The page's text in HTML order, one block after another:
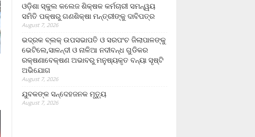
ଓଡ଼ିଶା ସ୍କୁଲ କଲେଜ ଶିକ୍ଷକ କର୍ମଚାରୀ ସମନ୍ୱୟ
ସମିତି ପକ୍ଷରୁ ଗଣଶିକ୍ଷା ମନ୍ତ୍ରୀଙ୍କୁ ଦାବିପତ୍ର
August 7, 2026
ଭଦ୍ରକ ବ୍ଲକ୍ ଉପସଭାପତି ଓ ସରପଂଚ ଜିଲାପାଳଙ୍କୁ
ଭେଟିଲେ,ସାଳନ୍ଦୀ ଓ ନାଳିଆ ନଦୀବନ୍ଧ ଗୁଡିକର
ରକ୍ଷଣାବେକ୍ଷଣ ଅଭାବରୁ ମନୁଷ୍ୟକୃତ ବନ୍ୟା ସୃଷ୍ଟି
ଅଭିଯୋଗ
August 7, 2026
ଯୁବକଙ୍କ ସନ୍ଦେହଜନକ ମୃତ୍ୟୁ
August 7, 2026